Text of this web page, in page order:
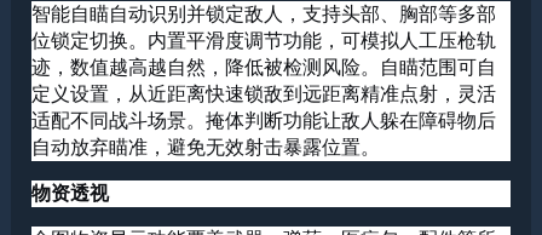
智能自瞄自动识别并锁定敌人，支持头部、胸部等多部
位锁定切换。内置平滑度调节功能，可模拟人工压枪轨
迹，数值越高越自然，降低被检测风险。自瞄范围可自
定义设置，从近距离快速锁敌到远距离精准点射，灵活
适配不同战斗场景。掩体判断功能让敌人躲在障碍物后
自动放弃瞄准，避免无效射击暴露位置。
物资透视